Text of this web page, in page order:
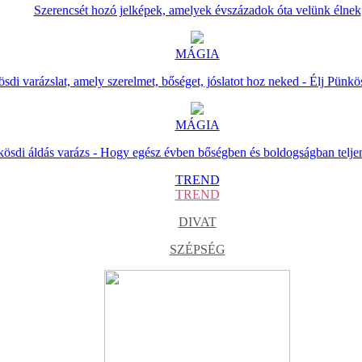
Szerencsét hozó jelképek, amelyek évszázadok óta velünk élnek
MÁGIA
varázslat, amely szerelmet, bőséget, jóslatot hoz neked - Élj
MÁGIA
áldás varázs - Hogy egész évben bőségben és boldogságban
TREND
TREND
DIVAT
SZÉPSÉG